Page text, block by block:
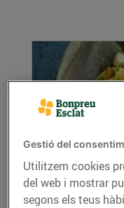
Tallarines a la
d'hivern i
Gestió del
Utilitzem cookies
del web i mostrar
segons els teus